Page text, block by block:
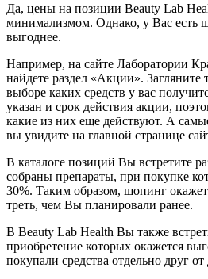
Да, цены на позиции Beauty Lab
минимализмом. Однако, у Вас есть
выгоднее.
Например, на сайте Лаборатории
найдете раздел «Акции». Загляните
выборе каких средств у вас
указан и срок действия акции,
какие из них еще действуют. А
вы увидите на главной странице
В каталоге позиций Вы встретите
собраны препараты, при покупке
30%. Таким образом, шопинг
треть, чем Вы планировали ранее.
В Beauty Lab Health Вы также
приобретение которых окажется
покупали средства отдельно друг от